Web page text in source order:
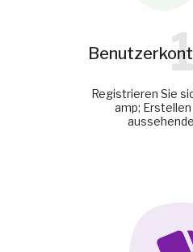
1
Registrieren Sie
amp;